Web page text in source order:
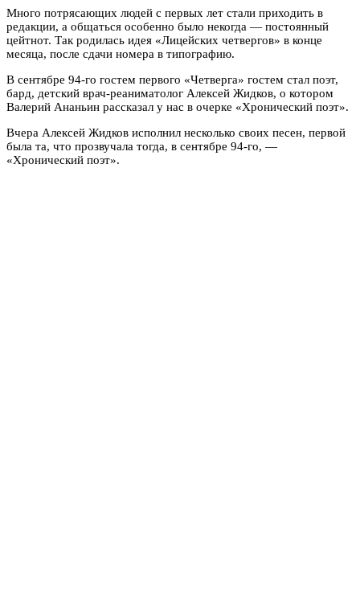
Много потрясающих людей с первых лет стали приходить в
редакции, а общаться особенно было некогда — постоянный
цейтнот. Так родилась идея «Лицейских четвергов» в конце
месяца, после сдачи номера в типографию.
В сентябре 94-го гостем первого «Четверга» гостем стал поэт,
бард, детский врач-реаниматолог Алексей Жидков, о котором
Валерий Ананьин рассказал у нас в очерке «Хронический поэт».
Вчера Алексей Жидков исполнил несколько своих песен, первой
была та, что прозвучала тогда, в сентябре 94-го, —
«Хронический поэт».